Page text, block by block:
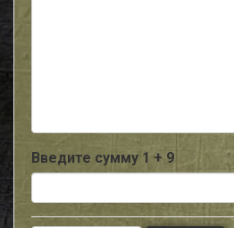
Введите сумму 1 + 9